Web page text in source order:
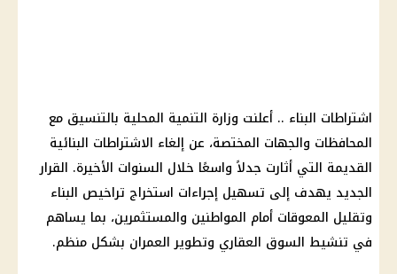
اشتراطات البناء .. أعلنت وزارة التنمية المحلية بالتنسيق مع
المحافظات والجهات المختصة، عن إلغاء الاشتراطات البنائية
القديمة التي أثارت جدلاً واسعًا خلال السنوات الأخيرة. القرار
الجديد يهدف إلى تسهيل إجراءات استخراج تراخيص البناء
وتقليل المعوقات أمام المواطنين والمستثمرين، بما يساهم
في تنشيط السوق العقاري وتطوير العمران بشكل منظم.